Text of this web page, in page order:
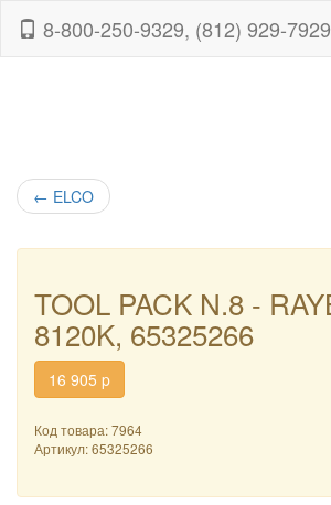
8-800-250-9329, (812) 929-7929
← ELCO
TOOL PACK N.8 -
8120K, 65325266
16 905 p
Код товара: 7964
Артикул:65325266